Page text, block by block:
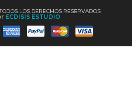
LOS DERECHOS RESERVADOS
ECDISIS ESTUDIO